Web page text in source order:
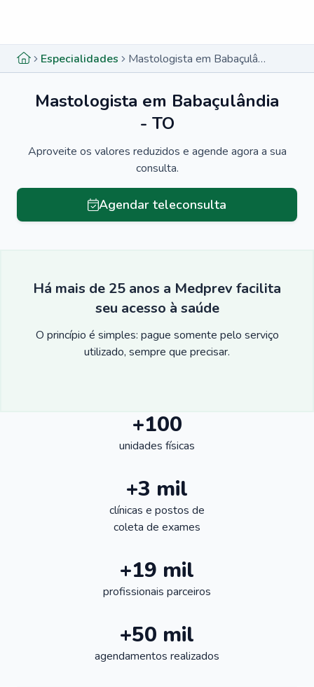
Especialidades Mastologista em Babaçulândia - TO
Mastologista em Babaçulândia
- TO
Aproveite os valores reduzidos e agende agora a sua
consulta.
Agendar teleconsulta
Há mais de 25 anos a Medprev facilita
seu acesso à saúde
O princípio é simples: pague somente pelo serviço
utilizado, sempre que precisar.
+100
unidades físicas
+3 mil
clínicas e postos de
coleta de exames
+19 mil
profissionais parceiros
+50 mil
agendamentos realizados